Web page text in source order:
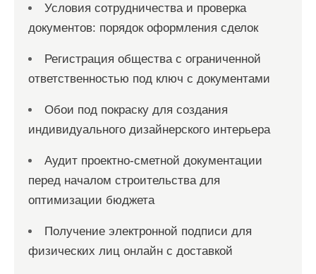
Условия сотрудничества и проверка
документов: порядок оформления сделок
Регистрация общества с ограниченной
ответственностью под ключ с документами
Обои под покраску для создания
индивидуального дизайнерского интерьера
Аудит проектно-сметной документации
перед началом строительства для
оптимизации бюджета
Получение электронной подписи для
физических лиц онлайн с доставкой